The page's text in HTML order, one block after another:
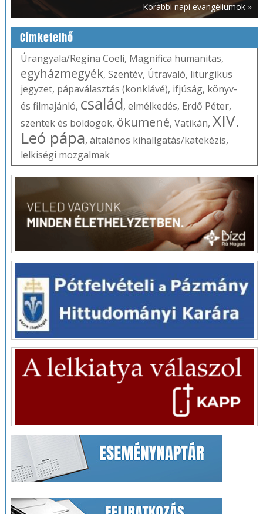
Korábbi napi evangéliumok »
Címkefelhő
Úrangyala/Regina Coeli, Magnifica humanitas,
egyházmegyék, Szentév, Útravaló, liturgikus
jegyzet, pápaválasztás (konklávé), ifjúság, könyv-
és filmajánló, család, elmélkedés, Erdő Péter,
szentek és boldogok, ökumené, Vatikán, XIV.
Leó pápa, általános kihallgatás/katekézis,
lelkiségi mozgalmak